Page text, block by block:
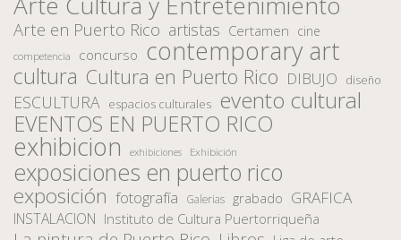
Arte en Puerto Rico artistas Certamen cine
competencia concurso contemporary art
cultura Cultura en Puerto Rico DIBUJO diseño
ESCULTURA espacios culturales evento cultural
EVENTOS EN PUERTO RICO
exhibicion exhibiciones Exhibición
exposiciones en puerto rico
exposición fotografía Galerias grabado GRAFICA
INSTALACION Instituto de Cultura Puertorriqueña